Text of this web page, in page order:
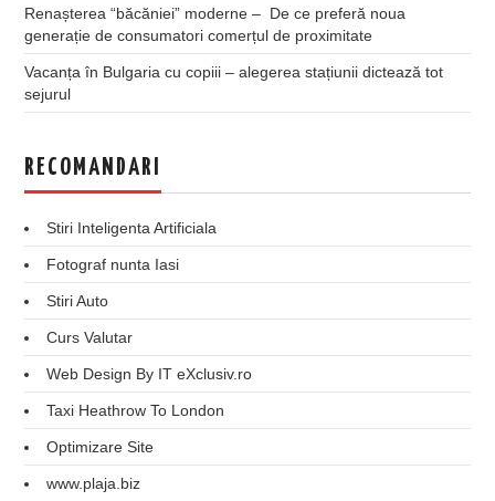
Renașterea “băcăniei” moderne – De ce preferă noua
generație de consumatori comerțul de proximitate
Vacanța în Bulgaria cu copiii – alegerea stațiunii dictează tot
sejurul
RECOMANDARI
Stiri Inteligenta Artificiala
Fotograf nunta Iasi
Stiri Auto
Curs Valutar
Web Design By IT eXclusiv.ro
Taxi Heathrow To London
Optimizare Site
www.plaja.biz